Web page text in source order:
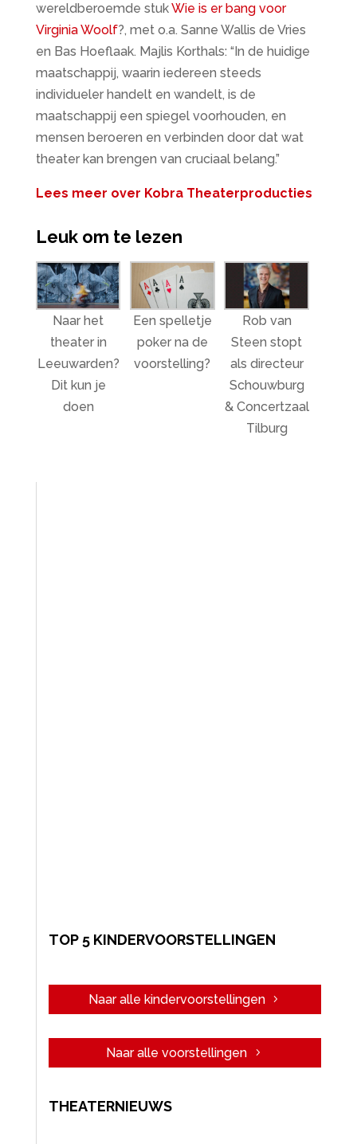
wereldberoemde stukWie is er bang voor
Virginia Woolf?, met o.a. Sanne Wallis de Vries
en Bas Hoeflaak. Majlis Korthals: “In de huidige
maatschappij, waarin iedereen steeds
individueler handelt en wandelt, is de
maatschappij een spiegel voorhouden, en
mensen beroeren en verbinden door dat wat
theater kan brengen van cruciaal belang.”
Lees meer over Kobra Theaterproducties
Leuk om te lezen
Naar het
theater in
Leeuwarden?
Dit kun je
doen
Een spelletje
poker na de
voorstelling?
Rob van
Steen stopt
als directeur
Schouwburg
& Concertzaal
Tilburg
TOP 5 KINDERVOORSTELLINGEN
Naar alle kindervoorstellingen
Naar alle voorstellingen
THEATERNIEUWS